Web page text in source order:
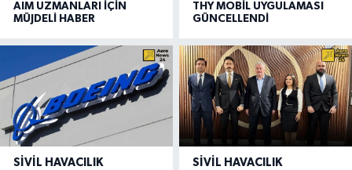
AIM UZMANLARI İÇİN
MÜJDELİ HABER
THY MOBİL UYGULAMASI
GÜNCELLENDİ
SIVIL HAVACILIK SIVIL HAVACILIK